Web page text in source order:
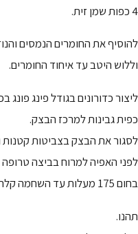
4 כפות שמן זית.
להוסיף את החומרים הנמסים
וללוש היטב עד איחוד החומרים.
ליצור כדורונים בגודל פינג
כפית גבינות למרכז הבצק.
לסגור את הבצק בצביטות קטנות
לפני האפיה למרוח בביצה
בחום 175 מעלות עד השחמה קלה.
תהנו.